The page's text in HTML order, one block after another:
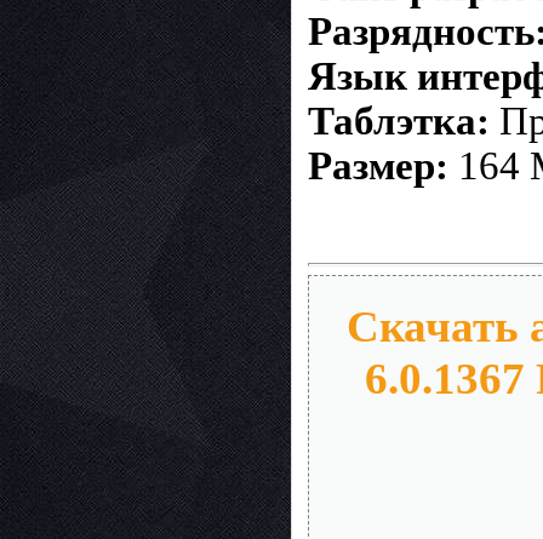
Язык
Таблэтка:
Размер: 164
Скачать